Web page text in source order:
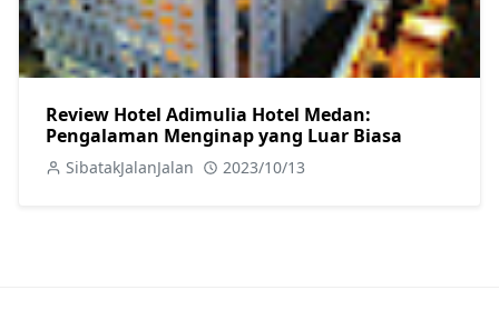
Review Hotel Adimulia Hotel Medan:
Pengalaman Menginap yang Luar Biasa
SibatakJalanJalan 2023/10/13